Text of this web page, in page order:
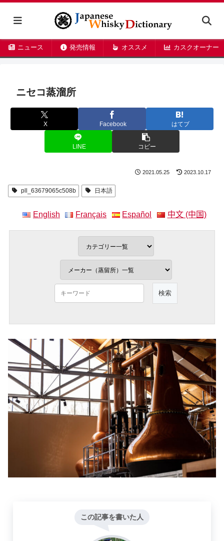
ニュース 発売情報 オススメ カスクオーナー
ニセコ蒸溜所
X Facebook はてブ
LINE コピー
2021.05.25 2023.10.17
pll_63679065c508b 日本語
English Français Español 中文 (中国)
この記事を書いた人